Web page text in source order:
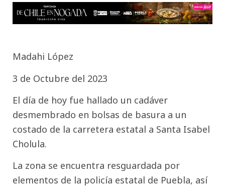
Madahi López
3 de Octubre del 2023
El día de hoy fue hallado un cadáver
desmembrado en bolsas de basura a un
costado de la carretera estatal a Santa Isabel
Cholula.
La zona se encuentra resguardada por
elementos de la policía estatal de Puebla, así